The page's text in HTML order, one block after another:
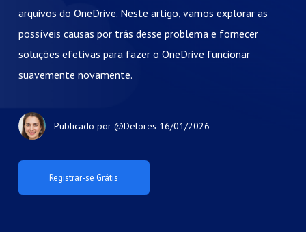
arquivos do OneDrive. Neste artigo, vamos explorar as
possíveis causas por trás desse problema e fornecer
soluções efetivas para fazer o OneDrive funcionar
suavemente novamente.
Publicado por @Delores 16/01/2026